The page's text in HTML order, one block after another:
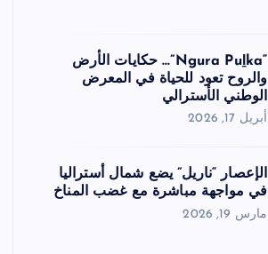
“Ngura Puḻka”… حكايات الأرض
والروح تعود للحياة في المعرض
الوطني الأسترالي
أبريل 17, 2026
الإعصار “ناريل” يضع شمال أستراليا
في مواجهة مباشرة مع غضب المناخ
مارس 19, 2026